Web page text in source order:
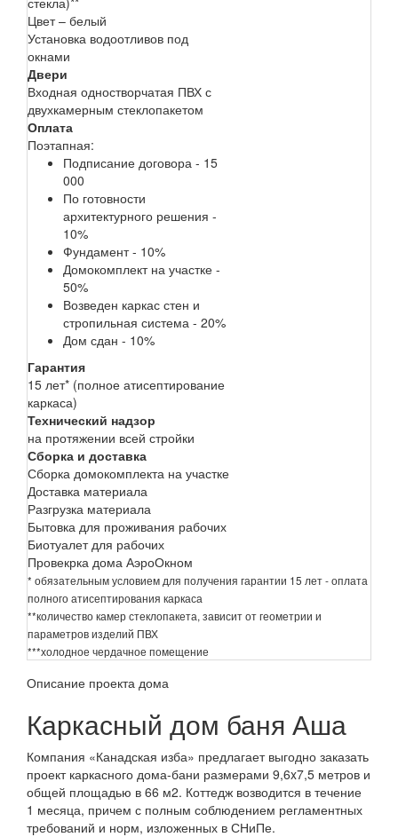
Цвет – белый
Установка водоотливов под
окнами
Двери
Входная одностворчатая ПВХ с
двухкамерным стеклопакетом
Оплата
Поэтапная:
Подписание договора - 15
000
По готовности
архитектурного решения -
10%
Фундамент - 10%
Домокомплект на участке -
50%
Возведен каркас стен и
стропильная система - 20%
Дом сдан - 10%
Гарантия
15 лет* (полное атисептирование
каркаса)
Технический надзор
на протяжении всей стройки
Сборка и доставка
Сборка домокомплекта на участке
Доставка материала
Разгрузка материала
Бытовка для проживания рабочих
Биотуалет для рабочих
Провекрка дома АэроОкном
* обязательным условием для получения гарантии 15 лет - оплата
полного атисептирования каркаса
**количество камер стеклопакета, зависит от геометрии и
параметров изделий ПВХ
***холодное чердачное помещение
Описание проекта дома
Каркасный дом баня Аша
Компания «Канадская изба» предлагает выгодно заказать
проект каркасного дома-бани размерами 9,6x7,5 метров и
общей площадью в 66 м2. Коттедж возводится в течение
1 месяца, причем с полным соблюдением регламентных
требований и норм, изложенных в СНиПе.